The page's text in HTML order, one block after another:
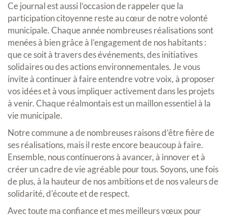
Ce journal est aussi l’occasion de rappeler que la
participation citoyenne reste au cœur de notre volonté
municipale. Chaque année nombreuses réalisations sont
menées à bien grâce à l’engagement de nos habitants :
que ce soit à travers des événements, des initiatives
solidaires ou des actions environnementales. Je vous
invite à continuer à faire entendre votre voix, à proposer
vos idées et à vous impliquer activement dans les projets
à venir. Chaque réalmontais est un maillon essentiel à la
vie municipale.
Notre commune a de nombreuses raisons d’être fière de
ses réalisations, mais il reste encore beaucoup à faire.
Ensemble, nous continuerons à avancer, à innover et à
créer un cadre de vie agréable pour tous. Soyons, une fois
de plus, à la hauteur de nos ambitions et de nos valeurs de
solidarité, d’écoute et de respect.
Avec toute ma confiance et mes meilleurs vœux pour